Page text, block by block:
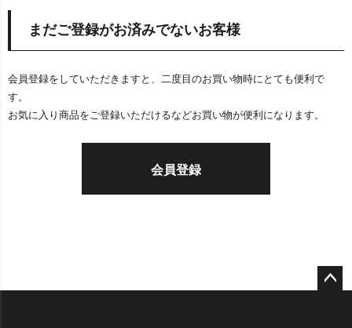
まだご登録がお済みでないお客様
会員登録をしていただきますと、二度目のお買い物時にとても便利で
す。
お気に入り商品をご登録いただけるなどお買い物が便利になります。
会員登録